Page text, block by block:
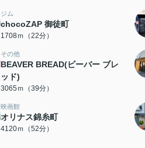
ジム
chocoZAP 御徒町
1708ｍ（22分）
その他
BEAVER BREAD(ビーバー ブレ
ッド)
3065ｍ（39分）
映画館
オリナス錦糸町
4120ｍ（52分）